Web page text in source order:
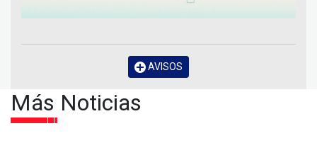
AVISOS
Más Noticias